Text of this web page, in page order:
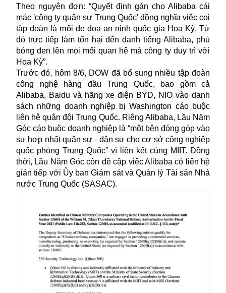
Theo nguyên đơn: “Quyết định gán cho Alibaba cái
mác 'công ty quân sự Trung Quốc' đồng nghĩa việc coi
tập đoàn là mối đe dọa an ninh quốc gia Hoa Kỳ. Từ
đó trực tiếp làm tổn hại đến danh tiếng Alibaba, phủ
bóng đen lên mọi mối quan hệ mà công ty duy trì với
Hoa Kỳ”.
Trước đó, hôm 8/6, DOW đã bổ sung nhiều tập đoàn
công nghệ hàng đầu Trung Quốc, bao gồm cả
Alibaba, Baidu và hãng xe điện BYD, NIO vào danh
sách những doanh nghiệp bị Washington cáo buộc
liên hệ quân đội Trung Quốc. Riêng Alibaba, Lầu Năm
Góc cáo buộc doanh nghiệp là “một bên đóng góp vào
sự hợp nhất quân sự - dân sự cho cơ sở công nghiệp
quốc phòng Trung Quốc” vì liên kết cùng MIIT. Đồng
thời, Lầu Năm Góc còn đề cập việc Alibaba có liên hệ
gián tiếp với Ủy ban Giám sát và Quản lý Tài sản Nhà
nước Trung Quốc (SASAC).